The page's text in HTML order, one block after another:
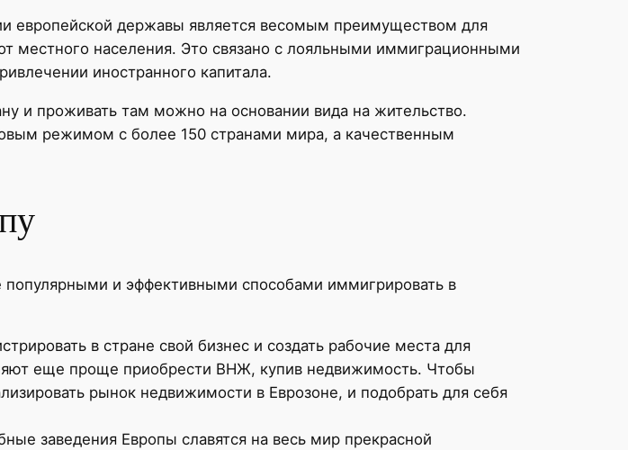
европейской державы является весомым преимуществом для
местного населения. Это связано с лояльными иммиграционными
иностранного капитала.
и проживать там можно на основании вида на жительство.
режимом с более 150 странами мира, а качественным
и эффективными способами иммигрировать в
в стране свой бизнес и создать рабочие места для
еще проще приобрести ВНЖ, купив недвижимость. Чтобы
рынок недвижимости в Еврозоне, и подобрать для себя
заведения Европы славятся на весь мир прекрасной